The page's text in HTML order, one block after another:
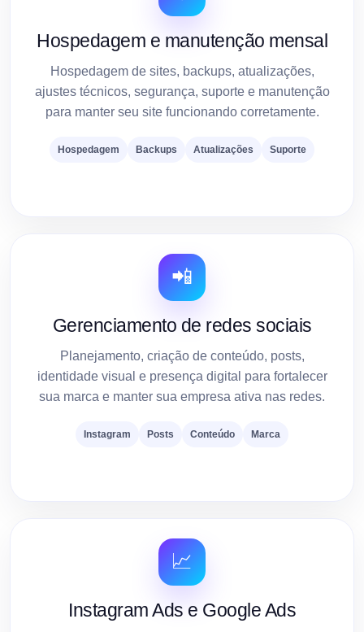
Hospedagem e manutenção mensal
Hospedagem de sites, backups, atualizações,
ajustes técnicos, segurança, suporte e manutenção
para manter seu site funcionando corretamente.
Hospedagem Backups Atualizações Suporte
📲
Gerenciamento de redes sociais
Planejamento, criação de conteúdo, posts,
identidade visual e presença digital para fortalecer
sua marca e manter sua empresa ativa nas redes.
Instagram Posts Conteúdo Marca
📈
Instagram Ads e Google Ads